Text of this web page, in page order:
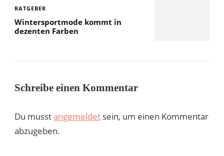
RATGEBER
Wintersportmode kommt in
dezenten Farben
Schreibe einen Kommentar
Du musstangemeldet sein, um einen Kommentar
abzugeben.